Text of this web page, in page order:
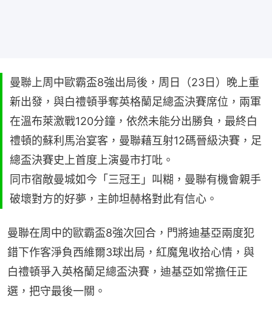
曼聯上周中歐霸盃8強出局後，周日（23日）晚上重
新出發，與白禮頓爭奪英格蘭足總盃決賽席位，兩軍
在溫布萊激戰120分鐘，依然未能分出勝負，最終白
禮頓的蘇利馬治宴客，曼聯藉互射12碼晉級決賽，足
總盃決賽史上首度上演曼市打吡。
同市宿敵曼城如今「三冠王」叫糊，曼聯有機會親手
破壞對方的好夢，主帥坦赫格對此有信心。
曼聯在周中的歐霸盃8強次回合，門將迪基亞兩度犯
錯下作客淨負西維爾3球出局，紅魔鬼收拾心情，與
白禮頓爭入英格蘭足總盃決賽，迪基亞如常擔任正
選，把守最後一關。